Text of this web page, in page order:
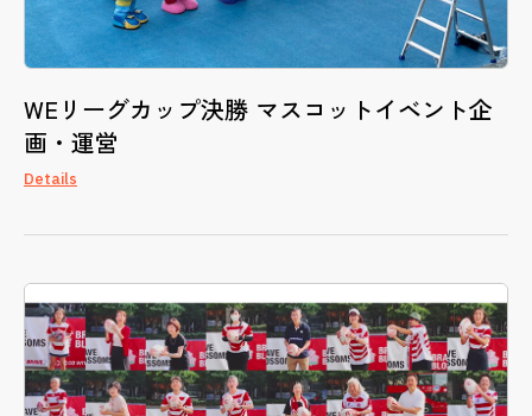
WEリーグカップ決勝 マスコットイベント企
画・運営
Details